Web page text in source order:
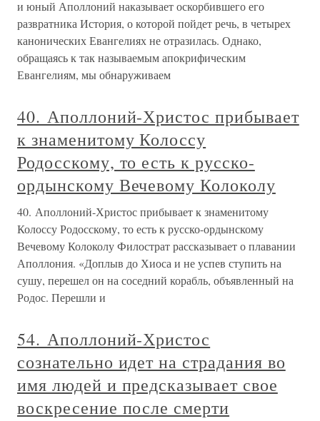
и юный Аполлоний наказывает оскорбившего его
развратника История, о которой пойдет речь, в четырех
канонических Евангелиях не отразилась. Однако,
обращаясь к так называемым апокрифическим
Евангелиям, мы обнаруживаем
40. Аполлоний-Христос прибывает
к знаменитому Колоссу
Родосскому, то есть к русско-
ордынскому Вечевому Колоколу
40. Аполлоний-Христос прибывает к знаменитому
Колоссу Родосскому, то есть к русско-ордынскому
Вечевому Колоколу Филострат рассказывает о плавании
Аполлония. «Доплыв до Хиоса и не успев ступить на
сушу, перешел он на соседний корабль, объявленный на
Родос. Перешли и
54. Аполлоний-Христос
сознательно идет на страдания во
имя людей и предсказывает свое
воскресение после смерти